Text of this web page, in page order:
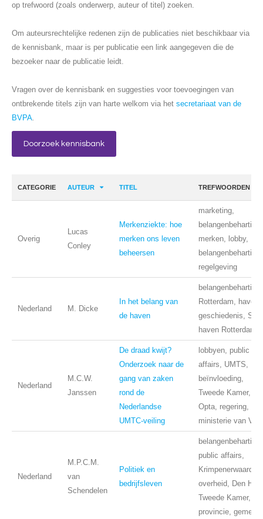
op trefwoord (zoals onderwerp, auteur of titel) zoeken.
Om auteursrechtelijke redenen zijn de publicaties niet beschikbaar via
de kennisbank, maar is per publicatie een link aangegeven die de
bezoeker naar de publicatie leidt.
Vragen over de kennisbank en suggesties voor toevoegingen van
ontbrekende titels zijn van harte welkom via het secretariaat van de
BVPA.
Doorzoek kennisbank
CATEGORIE AUTEUR TITEL TREFWOORDEN
Overig
Lucas
Conley
Merkenziekte: hoe
merken ons leven
beheersen
marketing,
merken, lobby,
regelgeving
Nederland M. Dicke
In het belang van
de haven
Rotterdam, haven,
geschiedenis,
haven Rotterdam
Nederland
M.C.W.
Janssen
De draad kwijt?
Onderzoek naar de
gang van zaken
rond de
Nederlandse
UMTC-veiling
lobbyen, public
affairs, UMTS,
beïnvloeding,
Tweede Kamer,
Opta, regering,
ministerie van
Nederland
M.P.C.M.
van
Schendelen
Politiek en
bedrijfsleven
public affairs,
Krimpenerwaard,
overheid, Den
Tweede Kamer,
provincie,